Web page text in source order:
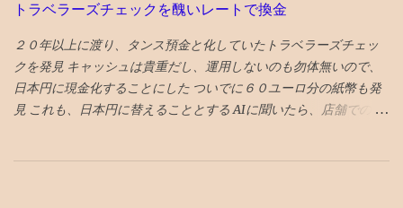
て、 単なるジャッキーチェーンのカンフー映画よりも深い
★★★★アンチャーテッド なんか昔見たことあるので、２回目だ
とワクワク感が薄れてる ★★★スチュアート・宇宙救出失敗の法
則 ビックバンセオリーのスピンオフコメディ ビックバンセオリー
はある程度見ておいた方が楽しめる 「中島淳」 面白い話と、よく
トラベラーズチェックを醜いレートで換金
２０年以上に渡り、タンス預金と化していたトラベラーズチェッ
クを発見 キャッシュは貴重だし、運用しないのも勿体無いので、
日本円に現金化することにした ついでに６０ユーロ分の紙幣も発
見 これも、日本円に替えることとする AIに聞いたら、店舗でのト